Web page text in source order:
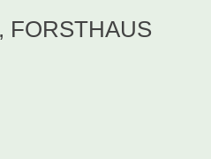
FORSTHAUS